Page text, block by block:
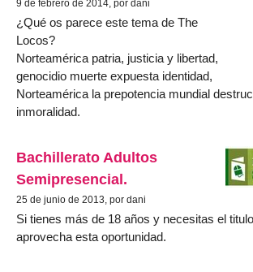
9 de febrero de 2014, por dani
¿Qué os parece este tema de The
Locos?
Norteamérica patria, justicia y libertad,
genocidio muerte expuesta identidad,
Norteamérica la prepotencia mundial
inmoralidad.
Bachillerato Adultos
Semipresencial.
25 de junio de 2013, por dani
Si tienes más de 18 años y necesitas el
aprovecha esta oportunidad.